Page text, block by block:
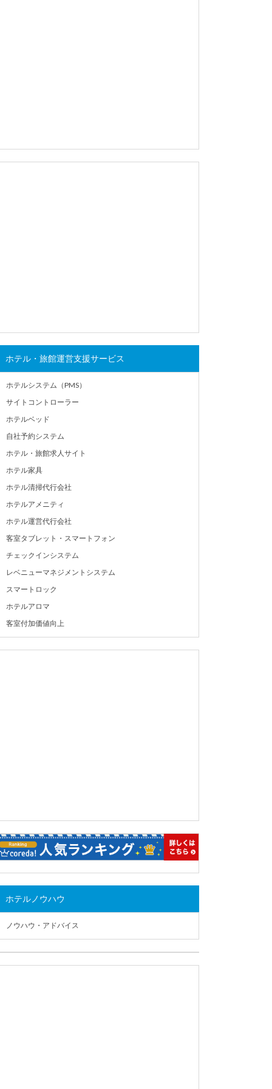
ホテル・旅館運営支援サービス
ホテルシステム（PMS）
サイトコントローラー
ホテルベッド
自社予約システム
ホテル・旅館求人サイト
ホテル家具
ホテル清掃代行会社
ホテルアメニティ
ホテル運営代行会社
客室タブレット・スマートフォン
チェックインシステム
レベニューマネジメントシステム
スマートロック
ホテルアロマ
客室付加価値向上
ホテルノウハウ
ノウハウ・アドバイス